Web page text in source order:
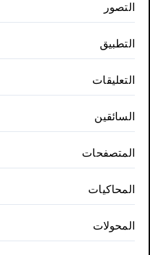
التصور
التطبيق
التعليقات
السائقين
المتصفحات
المحاكيات
المحولات